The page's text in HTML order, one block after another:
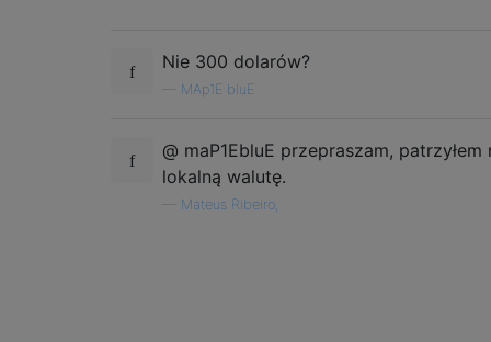
Nie 300 dolarów?
MAp1E bluE
@ maP1EbluE przepraszam, patrzyłem
lokalną walutę.
Mateus Ribeiro,